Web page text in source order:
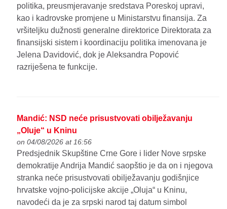
politika, preusmjeravanje sredstava Poreskoj upravi,
kao i kadrovske promjene u Ministarstvu finansija. Za
vršiteljku dužnosti generalne direktorice Direktorata za
finansijski sistem i koordinaciju politika imenovana je
Jelena Davidović, dok je Aleksandra Popović
razriješena te funkcije.
Mandić: NSD neće prisustvovati obilježavanju
„Oluje“ u Kninu
on 04/08/2026 at 16:56
Predsjednik Skupštine Crne Gore i lider Nove srpske
demokratije Andrija Mandić saopštio je da on i njegova
stranka neće prisustvovati obilježavanju godišnjice
hrvatske vojno-policijske akcije „Oluja“ u Kninu,
navodeći da je za srpski narod taj datum simbol